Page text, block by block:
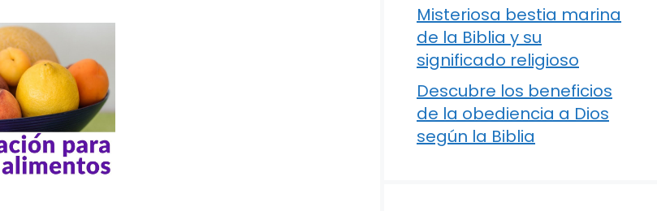
Misteriosa bestia marina
de la Biblia y su
significado religioso
Descubre los beneficios
de la obediencia a Dios
según la Biblia